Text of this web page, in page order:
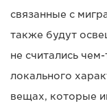
связанные с
также будут
не считались
локального
вещах, которые